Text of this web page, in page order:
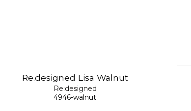
Re.designed Lisa Walnut
Re:designed
4946-walnut